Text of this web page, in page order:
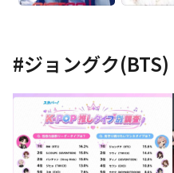
#ジョングク(BTS)